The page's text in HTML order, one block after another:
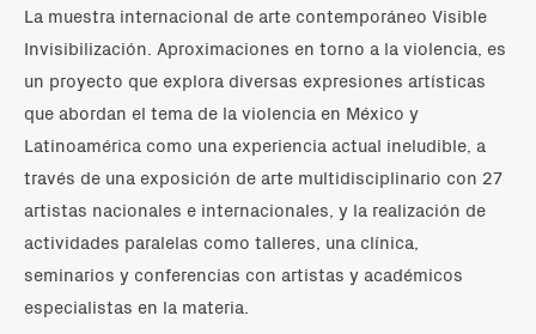
La muestra internacional de arte contemporáneo Visible
Invisibilización. Aproximaciones en torno a la violencia, es
un proyecto que explora diversas expresiones artísticas
que abordan el tema de la violencia en México y
Latinoamérica como una experiencia actual ineludible, a
través de una exposición de arte multidisciplinario con 27
artistas nacionales e internacionales, y la realización de
actividades paralelas como talleres, una clínica,
seminarios y conferencias con artistas y académicos
especialistas en la materia.